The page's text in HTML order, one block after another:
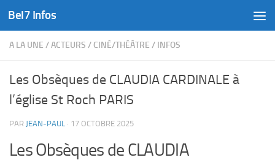
Skip to content
Bel7 Infos
A LA UNE /ACTEURS / CINÉ/THÉÂTRE / INFOS
Les Obsèques de CLAUDIA CARDINALE à
l’église St Roch PARIS
PAR JEAN-PAUL · 17 OCTOBRE 2025
Les Obsèques de CLAUDIA